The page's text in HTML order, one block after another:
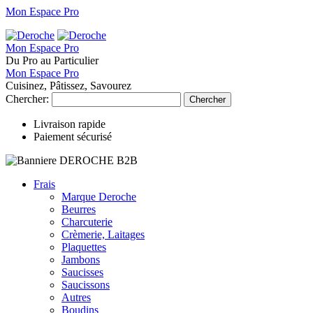
Mon Espace Pro
Mon Espace Pro
Du Pro au Particulier
Mon Espace Pro
Cuisinez, Pâtissez, Savourez
Chercher:
Chercher
Livraison rapide
Paiement sécurisé
Frais
Marque Deroche
Beurres
Charcuterie
Crèmerie, Laitages
Plaquettes
Jambons
Saucisses
Saucissons
Autres
Boudins